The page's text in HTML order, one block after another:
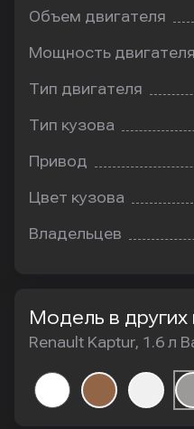
Объем двигателя
Мощность двигателя
Тип двигателя
Тип кузова
Привод
Цвет кузова
Владельцев
Модель в других
Renault Kaptur, 1.6 л